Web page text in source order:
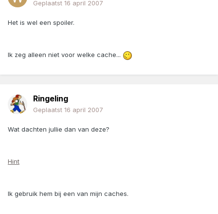
Geplaatst 16 april 2007
Het is wel een spoiler.
Ik zeg alleen niet voor welke cache...
Ringeling
Geplaatst 16 april 2007
Wat dachten jullie dan van deze?
Hint
Ik gebruik hem bij een van mijn caches.